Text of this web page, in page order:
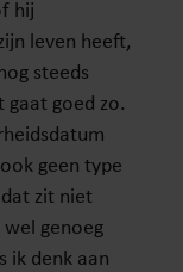
hij
leven heeft,
steeds
goed zo.
geen type
zit niet
genoeg
ik denk aan